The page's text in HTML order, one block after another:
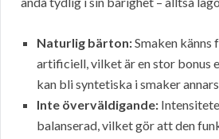
Naturlig bärton:Smaken känns
artificiell, vilket är en stor bonus
kan bli syntetiska i smaker
Inte överväldigande:
balanserad, vilket gör att den